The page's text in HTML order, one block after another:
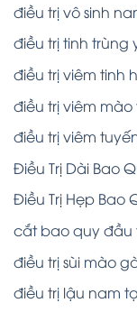
điều trị vô sinh
điều trị tinh trùng
điều trị viêm tinh
điều trị viêm mào
điều trị viêm
Điều Trị Dài Bao
Điều Trị Hẹp Bao
cắt bao quy đầu
điều trị sùi mào
điều trị lậu nam